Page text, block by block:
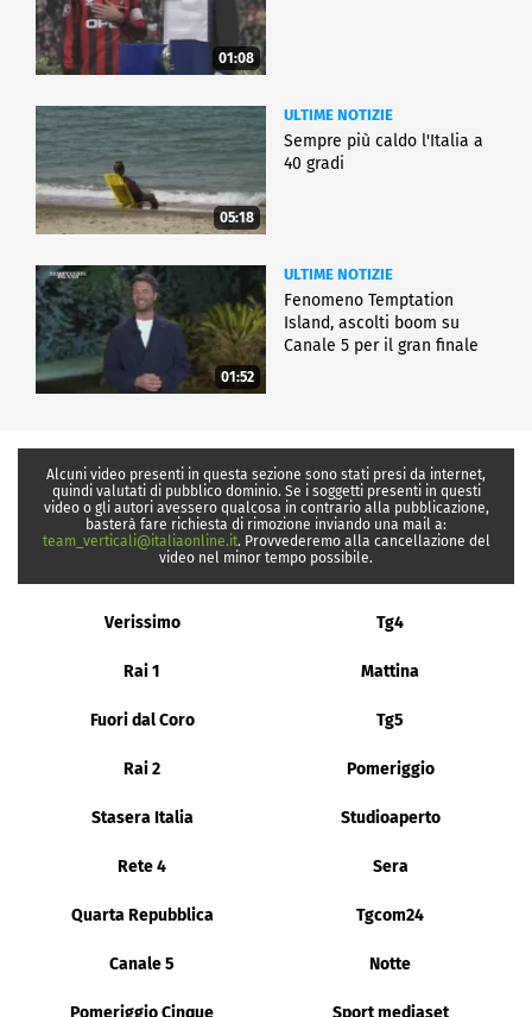
01:08
05:18
ULTIME NOTIZIE
Sempre più caldo l'Italia a
40 gradi
01:52
ULTIME NOTIZIE
Fenomeno Temptation
Island, ascolti boom su
Canale 5 per il gran finale
Alcuni video presenti in questa sezione sono stati presi da internet,
quindi valutati di pubblico dominio. Se i soggetti presenti in questi
video o gli autori avessero qualcosa in contrario alla pubblicazione,
basterà fare richiesta di rimozione inviando una mail a:
team_verticali@italiaonline.it. Provvederemo alla cancellazione del
video nel minor tempo possibile.
Verissimo Tg4
Rai 1 Mattina
Fuori dal Coro Tg5
Rai 2 Pomeriggio
Stasera Italia Studioaperto
Rete 4 Sera
Quarta Repubblica Tgcom24
Canale 5 Notte
Pomeriggio Cinque Sport mediaset